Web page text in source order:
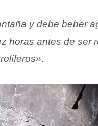
y debe beber
horas antes de ser
.